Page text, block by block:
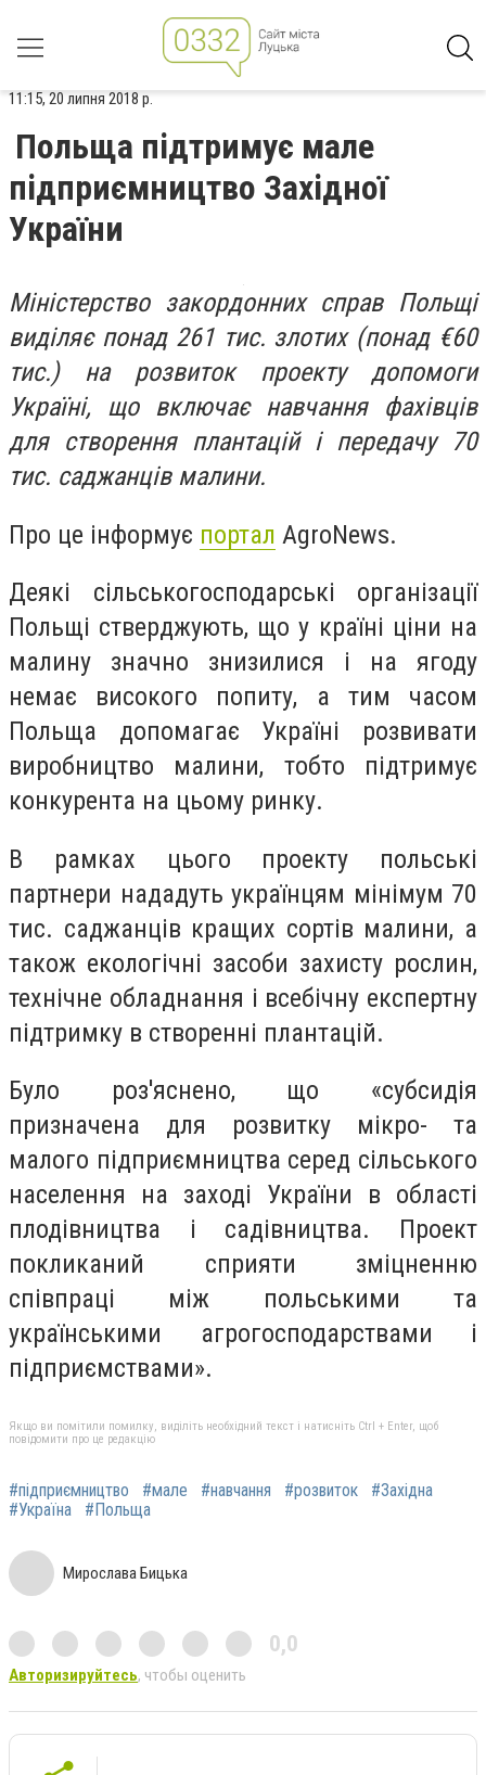
11:15, 20 липня 2018 р.
Польща підтримує мале
підприємництво Західної
України
Міністерство закордонних справ Польщі
виділяє понад 261 тис. злотих (понад €60
тис.) на розвиток проекту допомоги
Україні, що включає навчання фахівців
для створення плантацій і передачу 70
тис. саджанців малини.
Про це інформує портал AgroNews.
Деякі сільськогосподарські організації
Польщі стверджують, що у країні ціни на
малину значно знизилися і на ягоду
немає високого попиту, а тим часом
Польща допомагає Україні розвивати
виробництво малини, тобто підтримує
конкурента на цьому ринку.
В рамках цього проекту польські
партнери нададуть українцям мінімум 70
тис. саджанців кращих сортів малини, а
також екологічні засоби захисту рослин,
технічне обладнання і всебічну експертну
підтримку в створенні плантацій.
Було роз'яснено, що «субсидія
призначена для розвитку мікро- та
малого підприємництва серед сільського
населення на заході України в області
плодівництва і садівництва. Проект
покликаний сприяти зміцненню
співпраці між польськими та
українськими агрогосподарствами і
підприємствами».
Якщо ви помітили помилку, виділіть необхідний текст і натисніть Ctrl + Enter, щоб
повідомити про це редакцію
#підприємництво #мале #навчання #розвиток
#Західна
#Україна
#Польща
Мирослава Бицька
0,0
Авторизируйтесь, чтобы оценить